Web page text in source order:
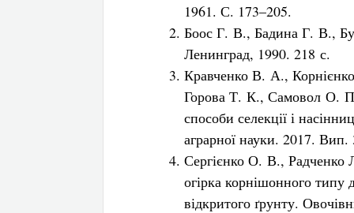
1961. С. 173–205.
Боос Г. В., Бадина Г. В.,
Ленинград, 1990. 218 с.
Кравченко В. А.,
Горова Т. К., Самовол О.
способи селекції і
аграрної науки. 2017.
Сергієнко О. В., Радченко
огірка корнішонного типу
відкритого ґрунту.